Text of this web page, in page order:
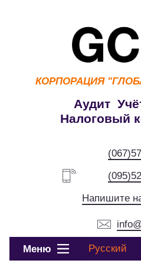
КОРПОРАЦИЯ
Аудит
Налоговый
Напишите
Меню Русский